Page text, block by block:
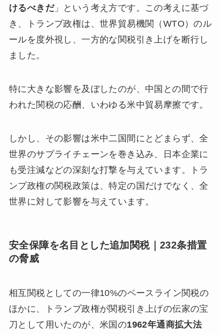
けるべきだ」という考え方です。この考えに基づ
き、トランプ政権は、世界貿易機関（WTO）のル
ールを度外視し、一方的な関税引き上げを断行し
ました。
特に大きな影響を及ぼしたのが、中国との間で行
われた関税の応酬、いわゆる米中貿易摩擦です。
しかし、その影響は米中二国間にとどまらず、全
世界のサプライチェーンを巻き込み、日本企業に
も受注減などの深刻な打撃を与えています。トラ
ンプ政権の関税政策は、特定の国だけでなく、全
世界に対して影響を与えています。
安全保障を名目とした追加関税｜232条措置
の脅威
相互関税としての一律10%のベースライン関税の
ほかに、トランプ政権が関税引き上げの伝家の宝
刀として用いたのが、米国の1962年通商拡大法